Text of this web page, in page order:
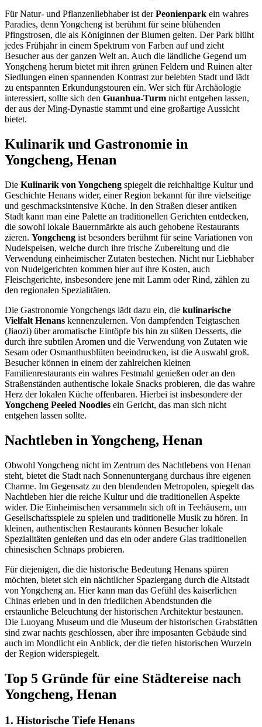
Für Natur- und Pflanzenliebhaber ist derPeonienpark ein wahres
Paradies, denn Yongcheng ist berühmt für seine blühenden
Pfingstrosen, die als Königinnen der Blumen gelten. Der Park blüht
jedes Frühjahr in einem Spektrum von Farben auf und zieht
Besucher aus der ganzen Welt an. Auch die ländliche Gegend um
Yongcheng herum bietet mit ihren grünen Feldern und Ruinen alter
Siedlungen einen spannenden Kontrast zur belebten Stadt und lädt
zu entspannten Erkundungstouren ein. Wer sich für Archäologie
interessiert, sollte sich den Guanhua-Turm nicht entgehen lassen,
der aus der Ming-Dynastie stammt und eine großartige Aussicht
bietet.
Kulinarik und Gastronomie in
Yongcheng, Henan
Die Kulinarik von Yongcheng spiegelt die reichhaltige Kultur und
Geschichte Henans wider, einer Region bekannt für ihre vielseitige
und geschmacksintensive Küche. In den Straßen dieser antiken
Stadt kann man eine Palette an traditionellen Gerichten entdecken,
die sowohl lokale Bauernmärkte als auch gehobene Restaurants
zieren. Yongcheng ist besonders berühmt für seine Variationen von
Nudelspeisen, welche durch ihre frische Zubereitung und die
Verwendung einheimischer Zutaten bestechen. Nicht nur Liebhaber
von Nudelgerichten kommen hier auf ihre Kosten, auch
Fleischgerichte, insbesondere jene mit Lamm oder Rind, zählen zu
den regionalen Spezialitäten.
Die Gastronomie Yongchengs lädt dazu ein, die kulinarische
Vielfalt Henans kennenzulernen. Von dampfenden Teigtaschen
(Jiaozi) über aromatische Eintöpfe bis hin zu süßen Desserts, die
durch ihre subtilen Aromen und die Verwendung von Zutaten wie
Sesam oder Osmanthusblüten beeindrucken, ist die Auswahl groß.
Besucher können in einem der zahlreichen kleinen
Familienrestaurants ein wahres Festmahl genießen oder an den
Straßenständen authentische lokale Snacks probieren, die das wahre
Herz der lokalen Küche offenbaren. Hierbei ist insbesondere der
Yongcheng Peeled Noodles ein Gericht, das man sich nicht
entgehen lassen sollte.
Nachtleben in Yongcheng, Henan
Obwohl Yongcheng nicht im Zentrum des Nachtlebens von Henan
steht, bietet die Stadt nach Sonnenuntergang durchaus ihre eigenen
Charme. Im Gegensatz zu den blendenden Metropolen, spiegelt das
Nachtleben hier die reiche Kultur und die traditionellen Aspekte
wider. Die Einheimischen versammeln sich oft in Teehäusern, um
Gesellschaftsspiele zu spielen und traditionelle Musik zu hören. In
kleinen, authentischen Restaurants können Besucher lokale
Spezialitäten genießen und das ein oder andere Glas traditionellen
chinesischen Schnaps probieren.
Für diejenigen, die die historische Bedeutung Henans spüren
möchten, bietet sich ein nächtlicher Spaziergang durch die Altstadt
von Yongcheng an. Hier kann man das Gefühl des kaiserlichen
Chinas erleben und in den friedlichen Abendstunden die
erstaunliche Beleuchtung der historischen Architektur bestaunen.
Die Luoyang Museum und die Museum der historischen Grabstätten
sind zwar nachts geschlossen, aber ihre imposanten Gebäude sind
auch im Mondlicht ein Anblick, der die tiefen historischen Wurzeln
der Region widerspiegelt.
Top 5 Gründe für eine Städtereise nach
Yongcheng, Henan
1. Historische Tiefe Henans